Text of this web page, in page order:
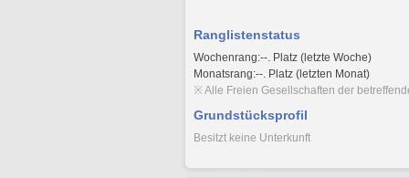
Ranglistenstatus
Wochenrang:--. Platz (letzte Woche)
Monatsrang:--. Platz (letzten Monat)
※ Alle Freien Gesellschaften der
Grundstücksprofil
Besitzt keine Unterkunft